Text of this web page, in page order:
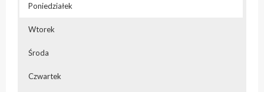
Poniedziałek
Wtorek
Środa
Czwartek